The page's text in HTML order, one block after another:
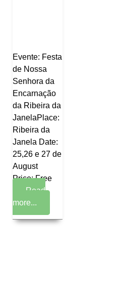
Evente: Festa
de Nossa
Senhora da
Encarnação
da Ribeira da
JanelaPlace:
Ribeira da
Janela Date:
25,26 e 27 de
August
Price: Free
Read
more...